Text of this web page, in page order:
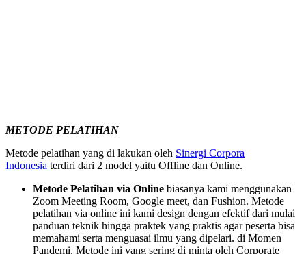
METODE PELATIHAN
Metode pelatihan yang di lakukan oleh Sinergi Corpora
Indonesia terdiri dari 2 model yaitu Offline dan Online.
Metode Pelatihan via Online biasanya kami menggunakan
Zoom Meeting Room, Google meet, dan Fushion. Metode
pelatihan via online ini kami design dengan efektif dari mulai
panduan teknik hingga praktek yang praktis agar peserta bisa
memahami serta menguasai ilmu yang dipelari. di Momen
Pandemi, Metode ini yang sering di minta oleh Corporate